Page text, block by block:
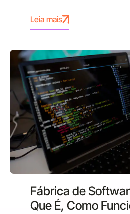
Leia mais
Fábrica de
Que É, Como